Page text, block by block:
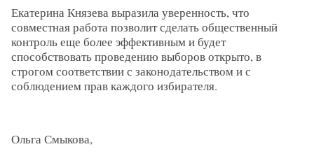
Екатерина Князева выразила уверенность, что
совместная работа позволит сделать общественный
контроль еще более эффективным и будет
способствовать проведению выборов открыто, в
строгом соответствии с законодательством и с
соблюдением прав каждого избирателя.
Ольга Смыкова,